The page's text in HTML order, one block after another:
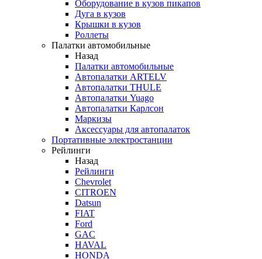
Оборудование в кузов пикапов
Дуга в кузов
Крышки в кузов
Роллеты
Палатки автомобильные
Назад
Палатки автомобильные
Автопалатки ARTELV
Автопалатки THULE
Автопалатки Yuago
Автопалатки Карлсон
Маркизы
Аксессуары для автопалаток
Портативные электростанции
Рейлинги
Назад
Рейлинги
Chevrolet
CITROEN
Datsun
FIAT
Ford
GAC
HAVAL
HONDA